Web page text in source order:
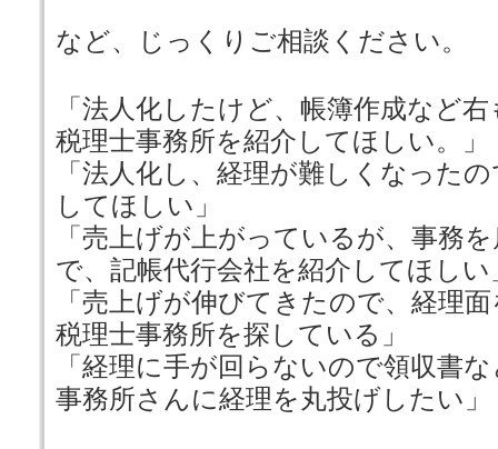
など、じっくりご相談ください。
「法人化したけど、帳簿作成など
税理士事務所を紹介してほしい。」
「法人化し、経理が難しくなった
してほしい」
「売上げが上がっているが、事務
で、記帳代行会社を紹介してほしい
「売上げが伸びてきたので、経理
税理士事務所を探している」
「経理に手が回らないので領収書
事務所さんに経理を丸投げしたい」